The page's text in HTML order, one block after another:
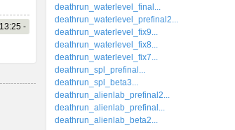
-
deathrun_waterlevel_final...
deathrun_waterlevel_prefinal2...
deathrun_waterlevel_fix9...
deathrun_waterlevel_fix8...
deathrun_waterlevel_fix7...
deathrun_spl_prefinal...
deathrun_spl_beta3...
deathrun_alienlab_prefinal2...
deathrun_alienlab_prefinal...
deathrun_alienlab_beta2...